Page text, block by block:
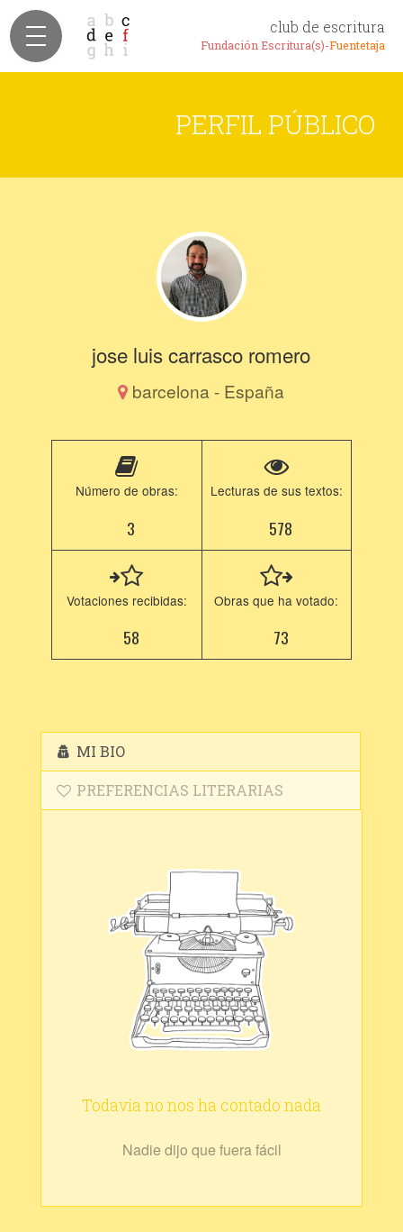
club de escritura
Fundación Escritura(s)-Fuentetaja
PERFIL PÚBLICO
jose luis carrasco romero
barcelona - España
Número de obras:
3
Lecturas de sus textos:
578
Votaciones recibidas:
58
Obras que ha votado:
73
MI BIO
PREFERENCIAS LITERARIAS
Todavía no nos ha contado nada
Nadie dijo que fuera fácil